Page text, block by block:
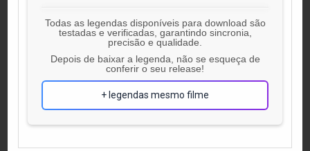
Todas as legendas disponíveis para download são
testadas e verificadas, garantindo sincronia,
precisão e qualidade.
Depois de baixar a legenda, não se esqueça de
conferir o seu release!
+ legendas mesmo filme